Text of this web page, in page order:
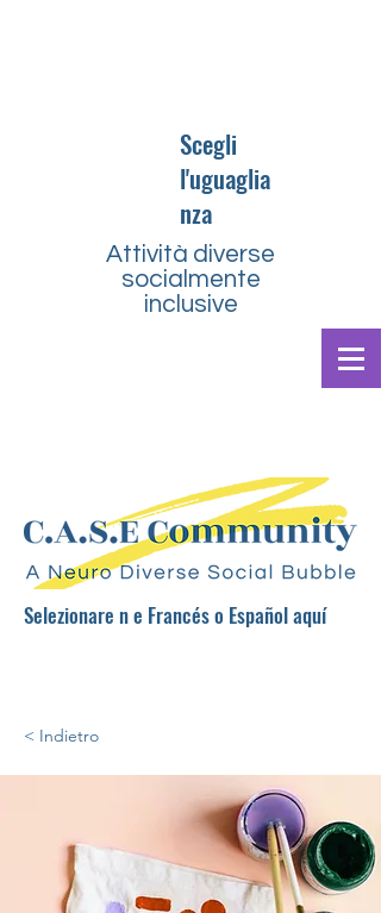
Scegli
l'uguaglia
nza
Attività diverse
socialmente
inclusive
Selezionare ne Francés o Español aquí
< Indietro